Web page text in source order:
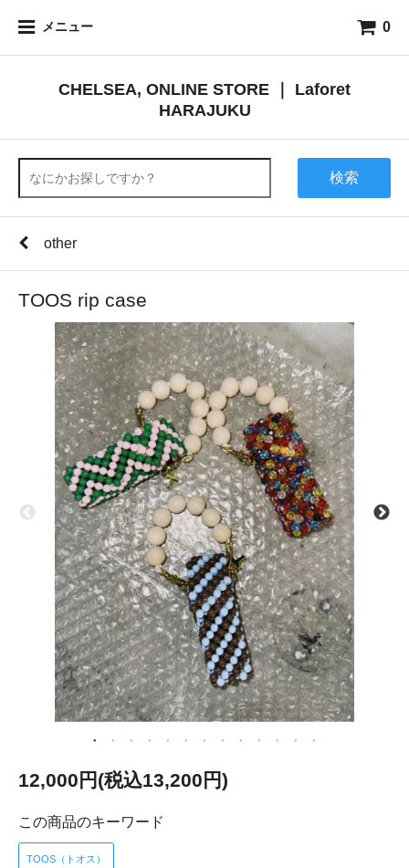
メニュー 0
CHELSEA, ONLINE STORE ｜ Laforet
HARAJUKU
検索
other
TOOS rip case
12,000円(税込13,200円)
この商品のキーワード
TOOS（トオス）